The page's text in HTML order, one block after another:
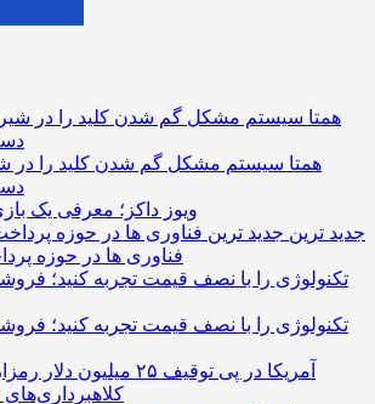
همتا سیستم مشکل گم شدن کلید را در
ویوز داکز؛ معرفی یک
جدید ترین
فناوری ها در حوزه
تکنولوژی را با نصف قیمت تجربه کنید؛